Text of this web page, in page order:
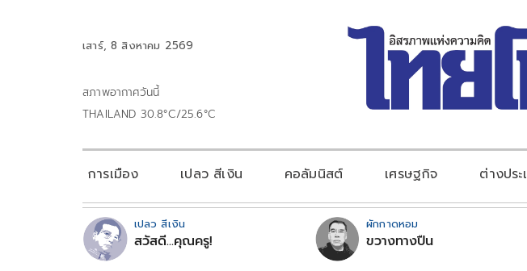
เสาร์, 8 สิงหาคม 2569
สภาพอากาศวันนี้
THAILAND 30.8°C/25.6°C
การเมือง เปลว สีเงิน คอลัมนิสต์ เศรษฐกิจ ต่างประ
เปลว สีเงิน
สวัสดี...คุณครู!
ผักกาดหอม
ขวางทางปืน